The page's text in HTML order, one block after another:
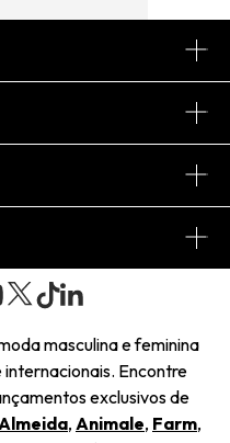
masculina e feminina
internacionais. Encontre
exclusivos de
, Animale, Farm,